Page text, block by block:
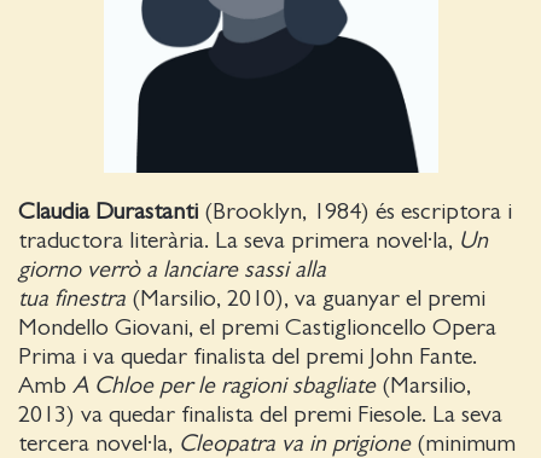
Claudia Durastanti (Brooklyn, 1984) és escriptora i
traductora literària. La seva primera novel·la, Un
giorno verrò a lanciare sassi alla
tua finestra (Marsilio, 2010), va guanyar el premi
Mondello Giovani, el premi Castiglioncello Opera
Prima i va quedar finalista del premi John Fante.
Amb A Chloe per le ragioni sbagliate (Marsilio,
2013) va quedar finalista del premi Fiesole. La seva
tercera novel·la, Cleopatra va in prigione(minimum